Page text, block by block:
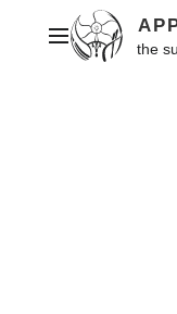
contentMain menu